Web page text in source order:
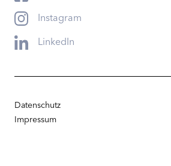
Instagram
LinkedIn
Datenschutz
Impressum